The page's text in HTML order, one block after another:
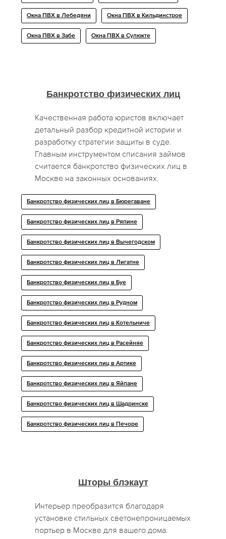
Окна ПВХ в Лебедяни Окна ПВХ в Кильдинстрое
Окна ПВХ в Забе Окна ПВХ в Сулюкте
Банкротство физических лиц
Качественная работа юристов включает
детальный разбор кредитной истории и
разработку стратегии защиты в суде.
Главным инструментом списания займов
считается банкротство физических лиц в
Москве на законных основаниях.
Банкротство физических лиц в Бюрегаване
Банкротство физических лиц в Ряпине
Банкротство физических лиц в Вычегодском
Банкротство физических лиц в Лигатне
Банкротство физических лиц в Буе
Банкротство физических лиц в Рудном
Банкротство физических лиц в Котельниче
Банкротство физических лиц в Расейняе
Банкротство физических лиц в Артике
Банкротство физических лиц в Яйпане
Банкротство физических лиц в Шадринске
Банкротство физических лиц в Печоре
Шторы блэкаут
Интерьер преобразится благодаря
установке стильных светонепроницаемых
портьер в Москве для вашего дома.